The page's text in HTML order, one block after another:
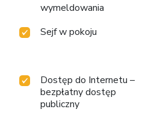
wymeldowania
Sejf w pokoju
Dostęp do Internetu –
bezpłatny dostęp
publiczny